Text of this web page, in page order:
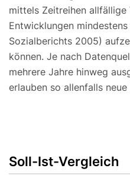
mittels Zeitreihen allfällige
Entwicklungen
Sozialberichts 2005)
können. Je nach
mehrere Jahre hinweg
erlauben so allenfalls
Soll-Ist-Vergleich